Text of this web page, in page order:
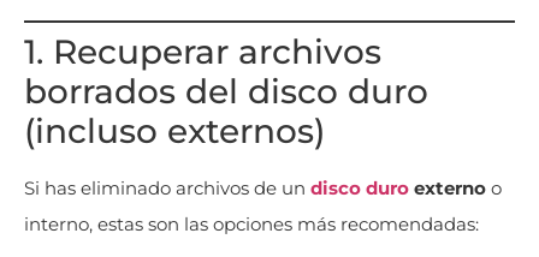
1. Recuperar archivos
borrados del disco duro
(incluso externos)
Si has eliminado archivos de un disco duro externo o
interno, estas son las opciones más recomendadas: